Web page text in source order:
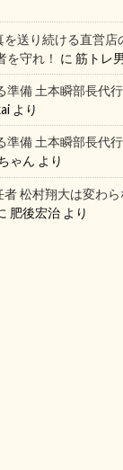
を送り続ける直営店
を守れ！ に 筋トレ男
準備 土本瞬部長代
より
準備 土本瞬部長代
ゃん より
者 松村翔大は変わ
肥後宏治 より